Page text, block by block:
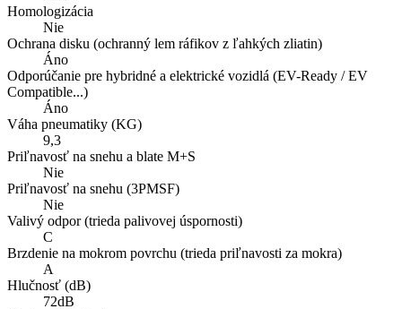
Homologizácia
Nie
Ochrana disku (ochranný lem ráfikov z ľahkých zliatin)
Áno
Odporúčanie pre hybridné a elektrické vozidlá (EV-Ready / EV
Compatible...)
Áno
Váha pneumatiky (KG)
9,3
Priľnavosť na snehu a blate M+S
Nie
Priľnavosť na snehu (3PMSF)
Nie
Valivý odpor (trieda palivovej úspornosti)
C
Brzdenie na mokrom povrchu (trieda priľnavosti za mokra)
A
Hlučnosť (dB)
72dB